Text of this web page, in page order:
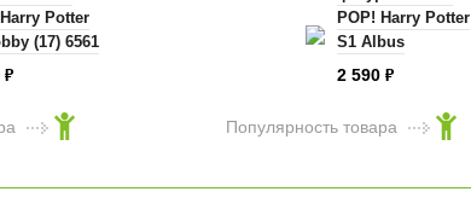
Potter
(17) 6561
₽
POP! Harry Potter
S1 Albus
Dumbledore (04)
2 590₽
Популярность товара